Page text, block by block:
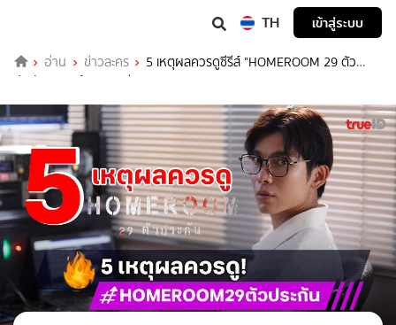
TH เข้าสู่ระบบ
อ่าน ข่าวละคร
5 เหตุผลควรดูซีรีส์ "HOMEROOM 29 ตัว
ประกัน" สนุกลุ้นทุกนาที